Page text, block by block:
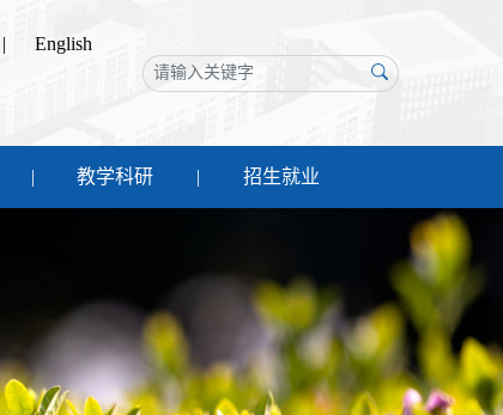
| English
教学科研 招生就业